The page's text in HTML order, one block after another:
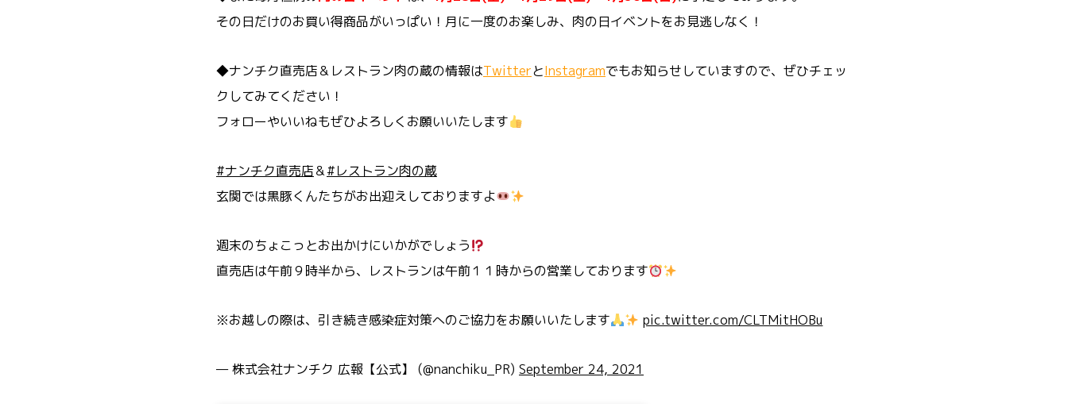
その日だけのお買い得商品がいっぱい！月に一度のお楽しみ、肉の日イベントをお見逃しなく！
◆ナンチク直売店＆レストラン肉の蔵の情報はTwitterとInstagramでもお知らせしていますので、ぜひチェッ
クしてみてください！
フォローやいいねもぜひよろしくお願いいたします
#ナンチク直売店＆#レストラン肉の蔵
玄関では黒豚くんたちがお出迎えしておりますよ
週末のちょこっとお出かけにいかがでしょう
直売店は午前９時半から、レストランは午前１１時からの営業しております
※お越しの際は、引き続き感染症対策へのご協力をお願いいたします pic.twitter.com/CLTMitHOBu
— 株式会社ナンチク 広報【公式】 (@nanchiku_PR) September 24, 2021